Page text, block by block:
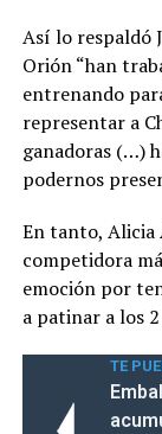
Así lo respaldó
Orión “han
entrenando
representar a
ganadoras (…)
podernos
En tanto, Alicia
competidora
emoción por
a patinar a los
TE